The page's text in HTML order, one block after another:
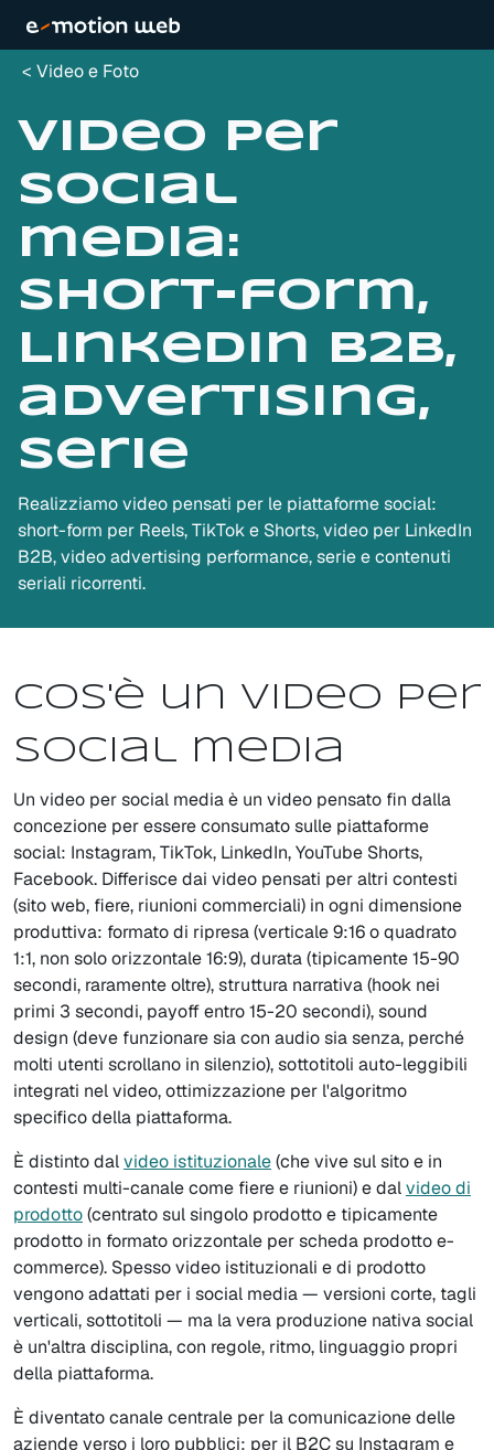
Video e Foto
Video per
social
media:
short-form,
LinkedIn B2B,
advertising,
serie
Realizziamo video pensati per le piattaforme social:
short-form per Reels, TikTok e Shorts, video per LinkedIn
B2B, video advertising performance, serie e contenuti
seriali ricorrenti.
Cos'è un video per
social media
Un video per social media è un video pensato fin dalla
concezione per essere consumato sulle piattaforme
social: Instagram, TikTok, LinkedIn, YouTube Shorts,
Facebook. Differisce dai video pensati per altri contesti
(sito web, fiere, riunioni commerciali) in ogni dimensione
produttiva: formato di ripresa (verticale 9:16 o quadrato
1:1, non solo orizzontale 16:9), durata (tipicamente 15-90
secondi, raramente oltre), struttura narrativa (hook nei
primi 3 secondi, payoff entro 15-20 secondi), sound
design (deve funzionare sia con audio sia senza, perché
molti utenti scrollano in silenzio), sottotitoli auto-leggibili
integrati nel video, ottimizzazione per l'algoritmo
specifico della piattaforma.
È distinto dalvideo istituzionale(che vive sul sito e in
contesti multi-canale come fiere e riunioni) e dalvideo di
prodotto(centrato sul singolo prodotto e tipicamente
prodotto in formato orizzontale per scheda prodotto e-
commerce). Spesso video istituzionali e di prodotto
vengono adattati per i social media — versioni corte, tagli
verticali, sottotitoli — ma la vera produzione nativa social
è un'altra disciplina, con regole, ritmo, linguaggio propri
della piattaforma.
È diventato canale centrale per la comunicazione delle
aziende verso i loro pubblici: per il B2C su Instagram e